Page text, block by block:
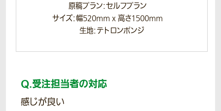
原稿プラン：セルフプラン
サイズ：幅520mm x 高さ1500mm
生地：テトロンポンジ
Q.受注担当者の対応
感じが良い